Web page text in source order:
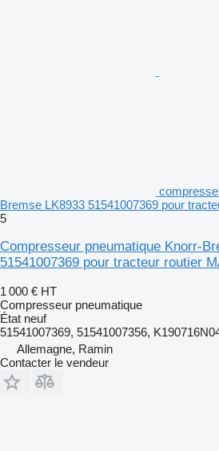
Bremse LK8933 51541007369 pour
5
Compresseur pneumatique Knorr-
51541007369 pour tracteur routier
1 000 € HT
Compresseur pneumatique
État neuf
51541007369, 51541007356,
Allemagne, Ramin
Contacter le vendeur